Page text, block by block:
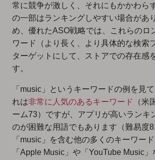
常に競争が激しく、それにもかかわら
の一部はランキングしやすい場合があ
め、優れたASO戦略では、これらのロ
ワード（より長く、より具体的な検索
ターゲットにして、ストアでの存在感
す。
「music」というキーワードの例を見
れは非常に人気のあるキーワード
（米
ーム73）ですが、アプリが高いランキ
のが困難な用語でもあります（難易度
「music」を含む他の多くのキーワード
「Apple Music」や「YouTube Music